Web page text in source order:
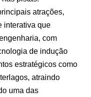
atrações,
interativa que
com
de indução
estratégicos como
atraindo
uma das